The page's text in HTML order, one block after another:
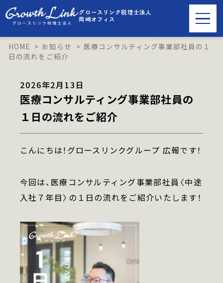
グロースリンク税理士法人
岡崎オフィス
ご相談・お問い合わせはこちら
税理士顧問
財務支援
IPO支援
HOME お知らせ
医療コンサルティング事業部社員の１
日の流れをご紹介
2026年2月13日
医療コンサルティング事業部社員の
１日の流れをご紹介
こんにちは！グロースリンクグループ 広報です！
今回は、医療コンサルティング事業部社員〈中途
入社７年目〉の１日の流れをご紹介いたします！